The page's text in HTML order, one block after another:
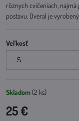
rôznych cvičeniach,
postavu. Overal je
Veľkosť
Skladom (2 ks)
25 €